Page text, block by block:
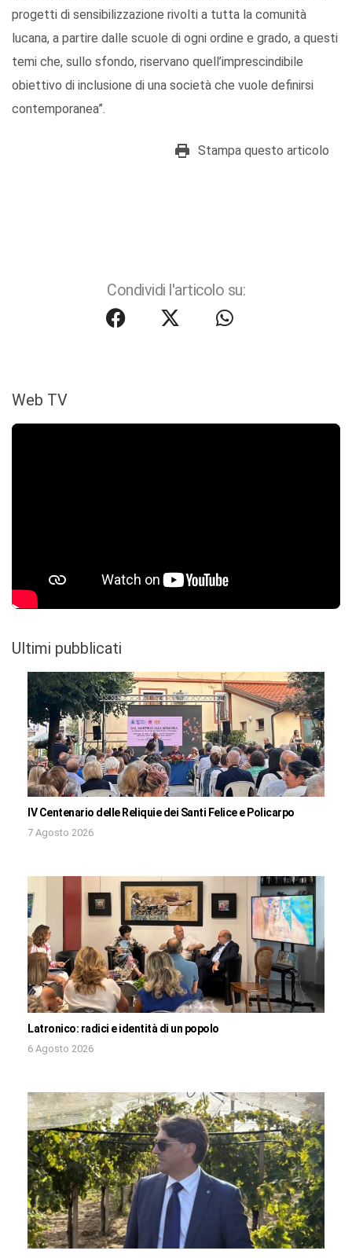
progetti di sensibilizzazione rivolti a tutta la comunità
lucana, a partire dalle scuole di ogni ordine e grado, a questi
temi che, sullo sfondo, riservano quell’imprescindibile
obiettivo di inclusione di una società che vuole definirsi
contemporanea”.
Stampa questo articolo
Condividi l'articolo su:
Web TV
Ultimi pubblicati
IV Centenario delle Reliquie dei Santi Felice e Policarpo
7 Agosto 2026
Latronico: radici e identità di un popolo
6 Agosto 2026